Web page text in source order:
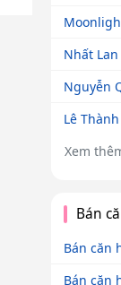
Nhất Lan
Nguyễn
Lê
Xem
Bán
Bán căn
Bán căn